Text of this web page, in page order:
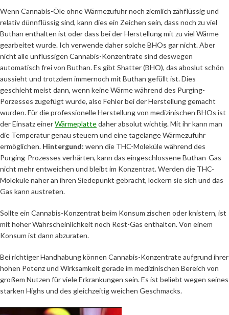
Wenn Cannabis-Öle ohne Wärmezufuhr noch ziemlich zähflüssig und
relativ dünnflüssig sind, kann dies ein Zeichen sein, dass noch zu viel
Buthan enthalten ist oder dass bei der Herstellung mit zu viel Wärme
gearbeitet wurde. Ich verwende daher solche BHOs gar nicht. Aber
nicht alle unflüssigen Cannabis-Konzentrate sind deswegen
automatisch frei von Buthan. Es gibt Shatter (BHO), das aboslut schön
aussieht und trotzdem immernoch mit Buthan gefüllt ist. Dies
geschieht meist dann, wenn keine Wärme während des Purging-
Porzesses zugefügt wurde, also Fehler bei der Herstellung gemacht
wurden. Für die professionelle Herstellung von medizinischen BHOs ist
der Einsatz einerWärmeplattedaher absolut wichtig. Mit ihr kann man
die Temperatur genau steuern und eine tagelange Wärmezufuhr
ermöglichen. Hintergund: wenn die THC-Moleküle während des
Purging-Prozesses verhärten, kann das eingeschlossene Buthan-Gas
nicht mehr entweichen und bleibt im Konzentrat. Werden die THC-
Moleküle näher an ihren Siedepunkt gebracht, lockern sie sich und das
Gas kann austreten.
Sollte ein Cannabis-Konzentrat beim Konsum zischen oder knistern, ist
mit hoher Wahrscheinlichkeit noch Rest-Gas enthalten. Von einem
Konsum ist dann abzuraten.
Bei richtiger Handhabung können Cannabis-Konzentrate aufgrund ihrer
hohen Potenz und Wirksamkeit gerade im medizinischen Bereich von
großem Nutzen für viele Erkrankungen sein. Es ist beliebt wegen seines
starken Highs und des gleichzeitig weichen Geschmacks.